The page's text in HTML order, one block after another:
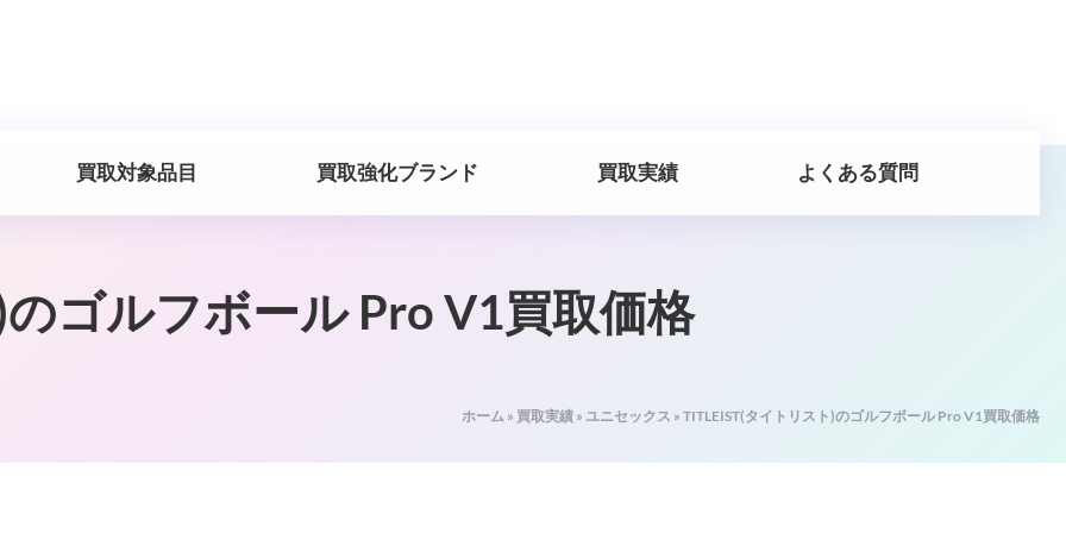
買取対象品目 買取強化ブランド 買取実績 よくある質問
ゴルフボール Pro V1買取価格
ホーム » 買取実績 » ユニセックス » TITLEIST(タイトリスト)のゴルフボール Pro V1買取価格